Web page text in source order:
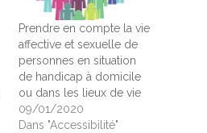
Prendre en compte la vie
affective et sexuelle de
personnes en situation
de handicap à domicile
ou dans les lieux de vie
09/01/2020
Dans "Accessibilité"